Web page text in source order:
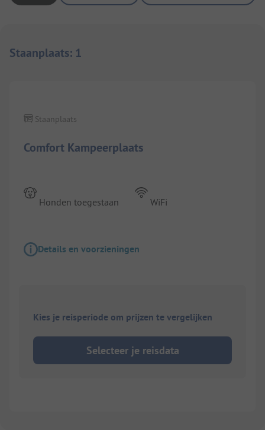
Staanplaats: 1
Comfort Kampeerplaats
Staanplaats
Honden toegestaan WiFi
Details en voorzieningen
Kies je reisperiode om prijzen te vergelijken
Selecteer je reisdata